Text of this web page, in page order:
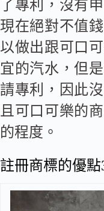
了專利，沒有
現在絕對不值
以做出跟可口
宜的汽水，但
請專利，因此
且可口可樂的
的程度。
註冊商標的優